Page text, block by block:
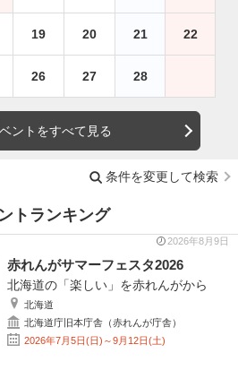
19 20 21 22
26 27 28
ントをすべて見る
条件を変更して検索
トランキング
2026年8月9日
赤れんがサマーフェスタ2026
北海道の「楽しい」を赤れんがから
北海道
北海道庁旧本庁舎（赤れんが庁舎）
2026年7月5日(日)～9月12日(土)